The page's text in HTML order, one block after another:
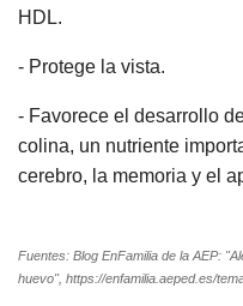
HDL.
- Protege la vista.
- Favorece el desarrollo
colina, un nutriente
cerebro, la memoria y el
Fuentes: Blog EnFamilia de la AEP:
huevo", https://enfamilia.aeped.es/